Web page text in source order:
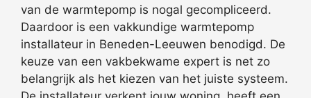
van de warmtepomp is nogal gecompliceerd.
Daardoor is een vakkundige warmtepomp
installateur in Beneden-Leeuwen benodigd. De
keuze van een vakbekwame expert is net zo
belangrijk als het kiezen van het juiste systeem.